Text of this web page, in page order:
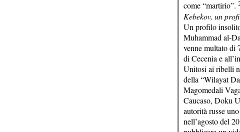
come “martirio”.
Kebekov, un
Un profilo
Muhammad al-
venne multato di
di Cecenia e
Unitosi ai ribelli
della “Wilayat
Magomedali
Caucaso, Doku
autorità russe
nell’agosto del